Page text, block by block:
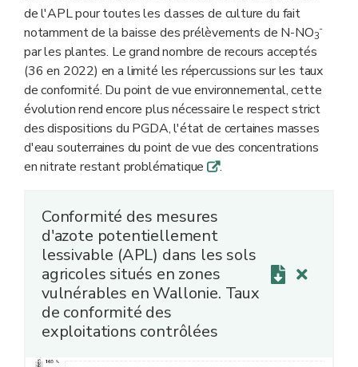
de l'APL pour toutes les classes de culture du fait
notamment de la baisse des prélèvements de N-NO3
-
par les plantes. Le grand nombre de recours acceptés
(36 en 2022) en a limité les répercussions sur les taux
de conformité. Du point de vue environnemental, cette
évolution rend encore plus nécessaire le respect strict
des dispositions du PGDA, l'état de certaines masses
d'eau souterraines du point de vue des concentrations
en nitrate restant problématiqueq.
Conformité des mesures
d'azote potentiellement
lessivable (APL) dans les sols
agricoles situés en zones
vulnérables en Wallonie. Taux
de conformité des
exploitations contrôlées